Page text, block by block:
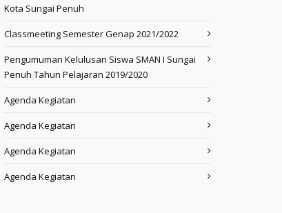
Kota Sungai Penuh
Classmeeting Semester Genap 2021/2022
Pengumuman Kelulusan Siswa SMAN I Sungai
Penuh Tahun Pelajaran 2019/2020
Agenda Kegiatan
Agenda Kegiatan
Agenda Kegiatan
Agenda Kegiatan